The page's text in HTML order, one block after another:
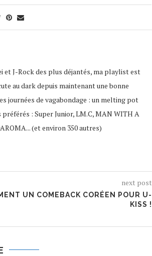
et J-Rock des plus déjantés, ma playlist est
au dark depuis maintenant une bonne
journées de vagabondage : un melting pot
: Super Junior, LM.C, MAN WITH A
(et environ 350 autres)
next post
UN COMEBACK CORÉEN POUR U-
KISS !